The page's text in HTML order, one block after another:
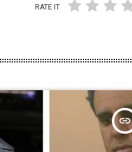
RATE IT
insert_link